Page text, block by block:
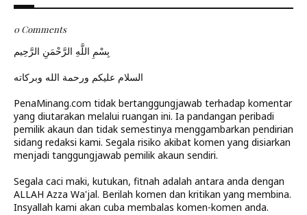
0 Comments
بِسْمِ اللَّهِ الرَّحْمَنِ الرَّحِيم
السلام عليكم ورحمة الله وبركاته
PenaMinang.com tidak bertanggungjawab terhadap komentar
yang diutarakan melalui ruangan ini. Ia pandangan peribadi
pemilik akaun dan tidak semestinya menggambarkan pendirian
sidang redaksi kami. Segala risiko akibat komen yang disiarkan
menjadi tanggungjawab pemilik akaun sendiri.
Segala caci maki, kutukan, fitnah adalah antara anda dengan
ALLAH Azza Wa'jal. Berilah komen dan kritikan yang membina.
Insyallah kami akan cuba membalas komen-komen anda.